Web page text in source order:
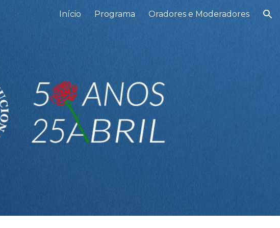
Skip to navigationInício Programa Oradores e Moderadores